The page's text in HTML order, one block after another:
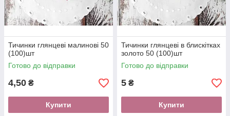
Тичинки глянцеві малинові 50
(100)шт
Готово до відправки
4,50 ₴
Купити
Тичинки глянцеві в блискітках
золото 50 (100)шт
Готово до відправки
5 ₴
Купити